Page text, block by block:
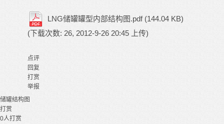
LNG储罐罐型内部结构图.pdf (144.04 KB)
(下载次数: 26, 2012-9-26 20:45 上传)
点评
回复
打赏
举报
储罐结构图
打赏
0人打赏